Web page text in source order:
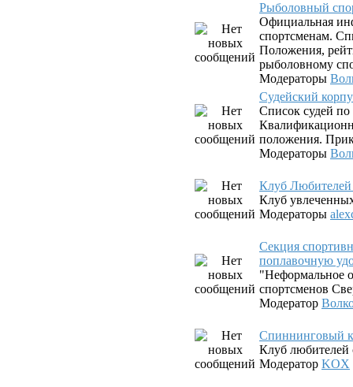
Рыболовный
Официальная
спортсменам.
Положения,
рыболовному
Модераторы
Судейский
Список судей
положения.
Модераторы
Клуб
Клуб
Модераторы
Секция
поплавочную
"Неформальное
спортсменов
Модератор
Спиннинговый
Клуб любителей
Модератор KOX